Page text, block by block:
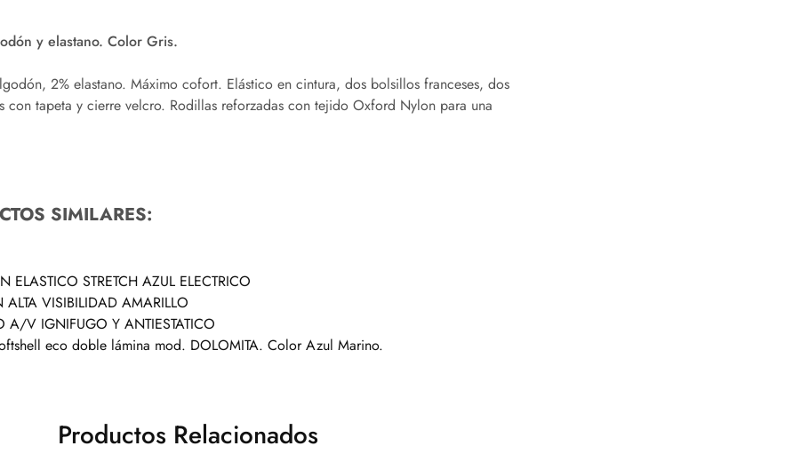
y elastano. Color Gris.
2% elastano. Máximo cofort. Elástico en cintura, dos bolsillos franceses, dos
con tapeta y cierre velcro. Rodillas reforzadas con tejido Oxford Nylon para una
SIMILARES:
ELASTICO STRETCH AZUL ELECTRICO
ALTA VISIBILIDAD AMARILLO
A/V IGNIFUGO Y ANTIESTATICO
eco doble lámina mod. DOLOMITA. Color Azul Marino.
Productos Relacionados